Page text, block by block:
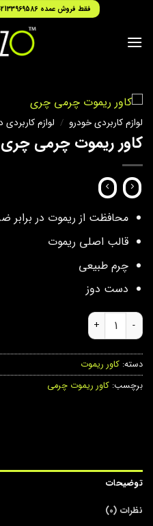
content
فقط فروش عمده 02133969586
لوازم کاربردی خودرو / لوازم
کاور ریموت چرمی چری
محافظت از ریموت در برابر
قالب اصلی ریموت
چرم طبیعی
دست دوز
کاور ریموت چرمی چری عدد
دسته: کاور ریموت
برچسب: کاور ریموت چرمی
توضیحات
نظرات (0)